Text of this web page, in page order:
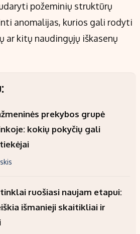
požeminių struktūrų
anomalijas, kurios gali rodyti
ar kitų naudingųjų iškasenų
prekybos grupė
kokių pokyčių gali
ruošiasi naujam etapui:
išmanieji skaitikliai ir